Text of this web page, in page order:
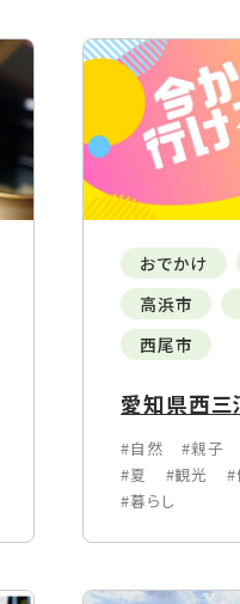
おでかけ
高浜市
西尾市
愛知県西三
#自然 #親子
#夏
#観光 #
#暮らし